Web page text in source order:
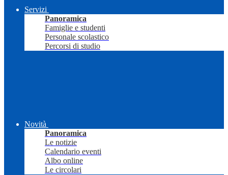
Servizi
Panoramica
Famiglie e studenti
Personale scolastico
Percorsi di studio
Novità
Panoramica
Le notizie
Calendario eventi
Albo online
Le circolari